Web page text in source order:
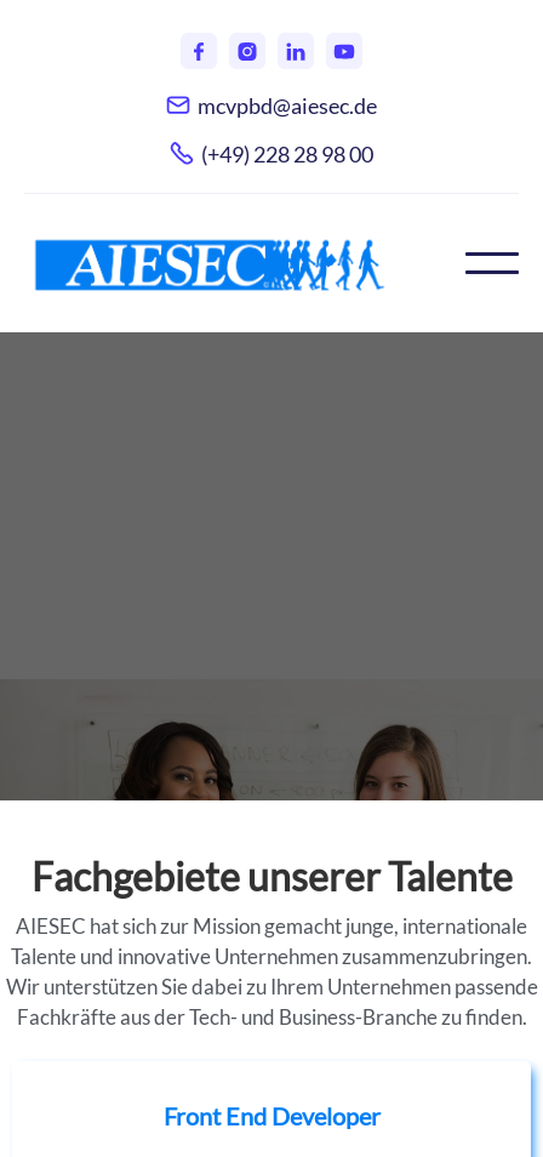
mcvpbd@aiesec.de
(+49) 228 28 98 00
Fachgebiete unserer Talente
AIESEC hat sich zur Mission gemacht junge, internationale
Talente und innovative Unternehmen zusammenzubringen.
Wir unterstützen Sie dabei zu Ihrem Unternehmen passende
Fachkräfte aus der Tech- und Business-Branche zu finden.
Front End Developer